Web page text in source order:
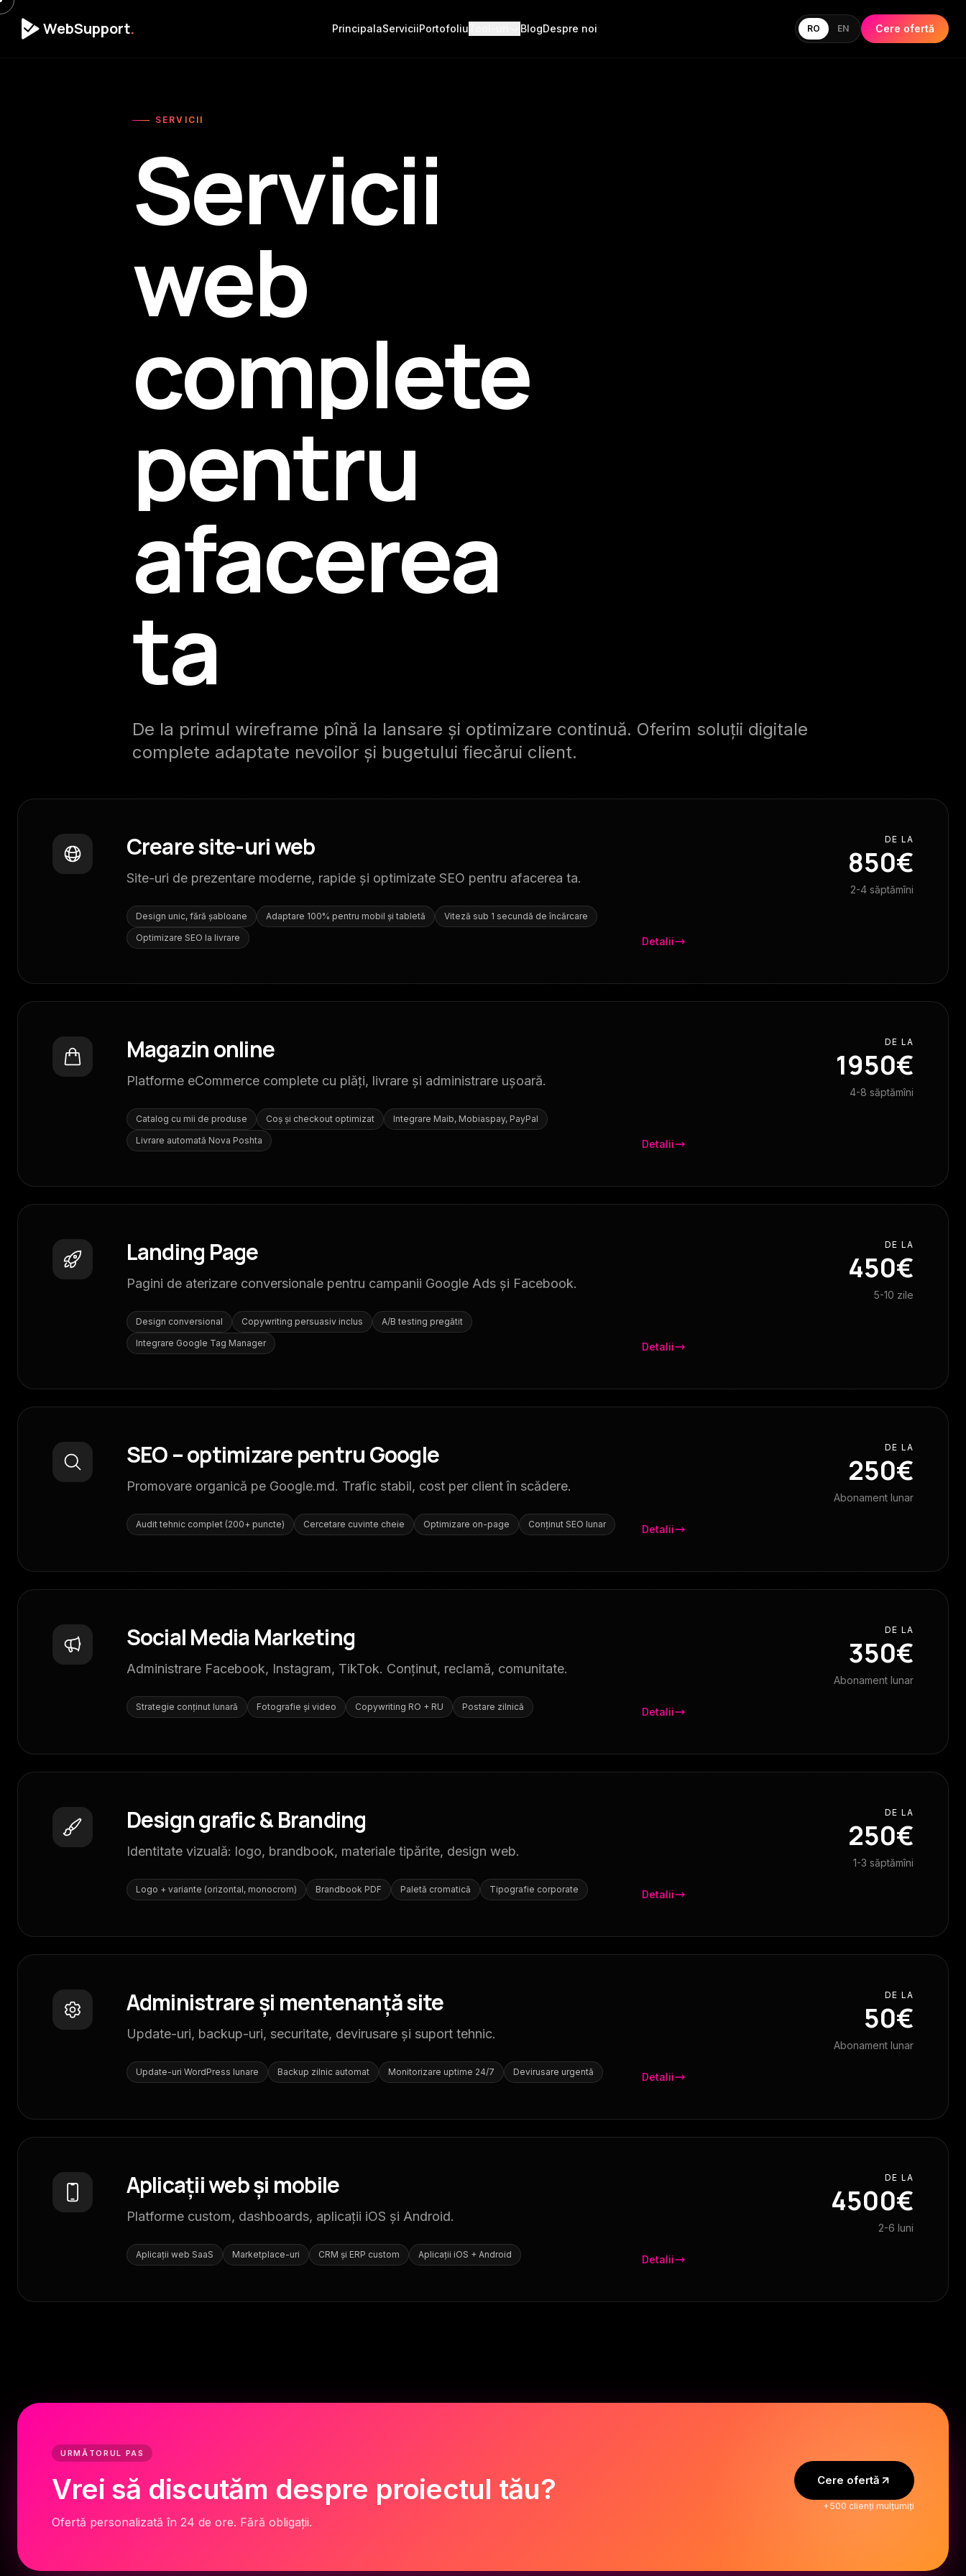
WebSupport. PrincipalaServiciiPortofoliu BlogDespre noi RO EN Cere ofertă
SERVICII
Servicii
web
complete
pentru
afacerea
ta
De la primul wireframe pînă la lansare și optimizare continuă. Oferim soluții digitale
complete adaptate nevoilor și bugetului fiecărui client.
Creare site-uri web
Site-uri de prezentare moderne, rapide și optimizate SEO pentru afacerea ta.
Design unic, fără șabloane Adaptare 100% pentru mobil și tabletă
Viteză sub 1 secundă de încărcare
Optimizare SEO la livrare
DE LA
850€
2-4 săptămîni
Detalii
Magazin online
Platforme eCommerce complete cu plăți, livrare și administrare ușoară.
Catalog cu mii de produse Coș și checkout optimizat
Integrare Maib, Mobiaspay, PayPal
Livrare automată Nova Poshta
DE LA
1950€
4-8 săptămîni
Detalii
Landing Page
Pagini de aterizare conversionale pentru campanii Google Ads și Facebook.
Design conversional Copywriting persuasiv inclus
A/B testing pregătit
Integrare Google Tag Manager
DE LA
450€
5-10 zile
Detalii
SEO – optimizare pentru Google
Promovare organică pe Google.md. Trafic stabil, cost per client în scădere.
Audit tehnic complet (200+ puncte) Cercetare cuvinte cheie Optimizare on-page Conținut SEO lunar
DE LA
250€
Abonament lunar
Detalii
Social Media Marketing
Administrare Facebook, Instagram, TikTok. Conținut, reclamă, comunitate.
Strategie conținut lunară Fotografie și video Copywriting RO + RU Postare zilnică
DE LA
350€
Abonament lunar
Detalii
Design grafic & Branding
Identitate vizuală: logo, brandbook, materiale tipărite, design web.
Logo + variante (orizontal, monocrom) Brandbook PDF Paletă cromatică Tipografie corporate
DE LA
250€
1-3 săptămîni
Detalii
Administrare și mentenanță site
Update-uri, backup-uri, securitate, devirusare și suport tehnic.
Update-uri WordPress lunare Backup zilnic automat Monitorizare uptime 24/7 Devirusare urgentă
DE LA
50€
Abonament lunar
Detalii
Aplicații web și mobile
Platforme custom, dashboards, aplicații iOS și Android.
Aplicații web SaaS Marketplace-uri CRM și ERP custom Aplicații iOS + Android
DE LA
4500€
2-6 luni
Detalii
URMĂTORUL PAS
Vrei să discutăm despre proiectul tău?
Ofertă personalizată în 24 de ore. Fără obligații.
Cere ofertă
+500 clienți mulțumiți